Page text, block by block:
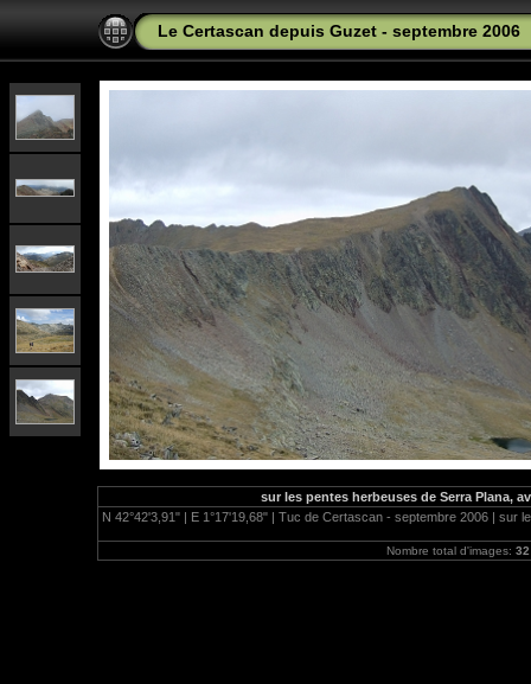
Le Certascan depuis Guzet - septembre 2006
sur les pentes herbeuses de Serra Plana,
N 42°42'3,91" | E 1°17'19,68" | Tuc de Certascan - septembre 2006 |
Nombre total d'images: 32